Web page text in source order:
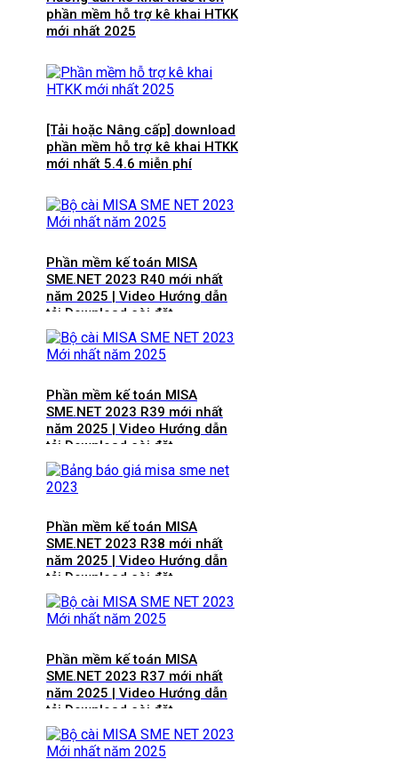
phần mềm hỗ trợ kê khai HTKK
mới nhất 2025
[Tải hoặc Nâng cấp] download
phần mềm hỗ trợ kê khai HTKK
mới nhất 5.4.6 miễn phí
Phần mềm kế toán MISA
SME.NET 2023 R40 mới nhất
năm 2025 | Video Hướng dẫn
tải Download cài đặt
Phần mềm kế toán MISA
SME.NET 2023 R39 mới nhất
năm 2025 | Video Hướng dẫn
tải Download cài đặt
Phần mềm kế toán MISA
SME.NET 2023 R38 mới nhất
năm 2025 | Video Hướng dẫn
tải Download cài đặt
Phần mềm kế toán MISA
SME.NET 2023 R37 mới nhất
năm 2025 | Video Hướng dẫn
tải Download cài đặt